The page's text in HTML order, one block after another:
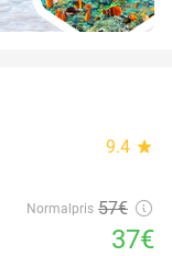
9.4 star
Normalpris 57€
37€